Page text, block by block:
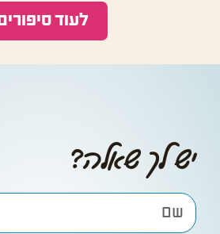
לעוד סיפורים
יש לך שאלה?